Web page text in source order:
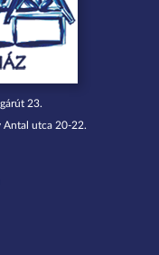
23.
Antal utca 20-22.